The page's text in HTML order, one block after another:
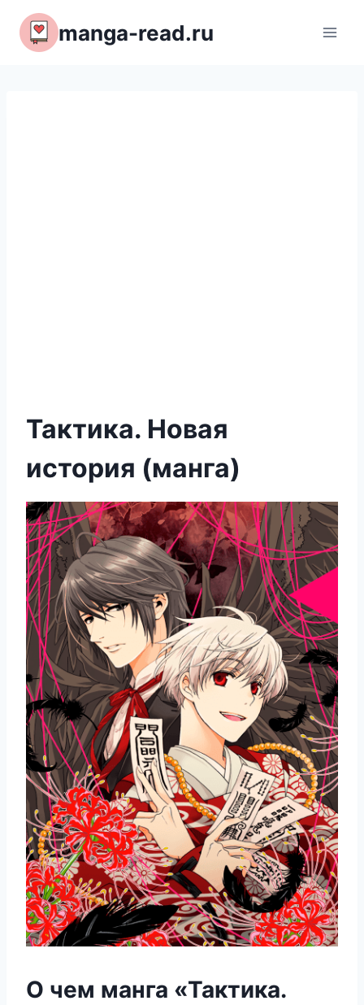
Перейти
содержимому
manga-read.ru
Тактика. Новая
история (манга)
О чем манга «Тактика.